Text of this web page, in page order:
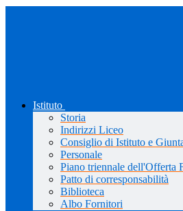
Istituto
Storia
Indirizzi Liceo
Consiglio di Istituto e
Personale
Piano triennale dell'Offerta
Patto di corresponsabilità
Biblioteca
Albo Fornitori